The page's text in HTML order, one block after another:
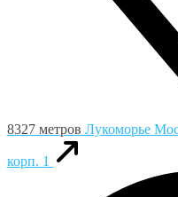
8327 метров Лукоморье
корп. 1